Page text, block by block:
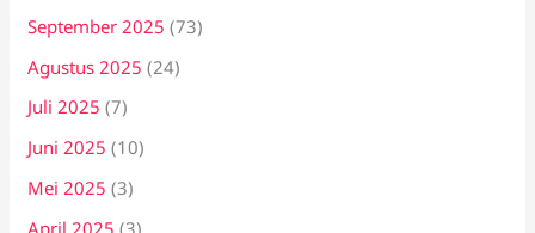
September 2025 (73)
Agustus 2025 (24)
Juli 2025 (7)
Juni 2025 (10)
Mei 2025 (3)
April 2025 (3)